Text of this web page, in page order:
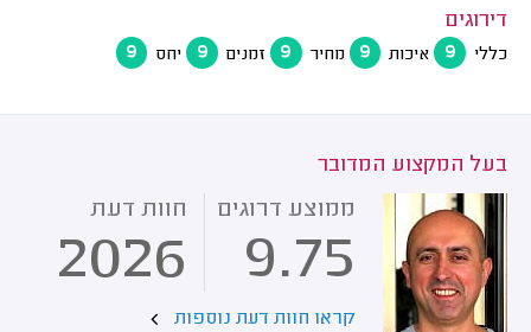
דירוגים
כללי 9 איכות 9 מחיר 9 זמנים 9 יחס 9
בעל המקצוע המדובר
ממוצע דרוגים
9.75
חוות דעת
2026
קראו חוות דעת נוספות